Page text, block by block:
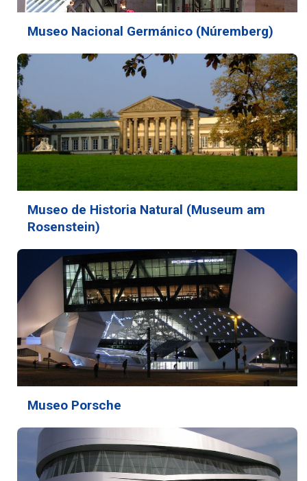
Museo Nacional Germánico (Núremberg)
Museo de Historia Natural (Museum am
Rosenstein)
Museo Porsche